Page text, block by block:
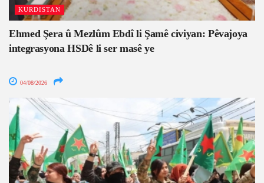
KURDISTAN
Ehmed Şera û Mezlûm Ebdî li Şamê civiyan: Pêvajoya
integrasyona HSDê li ser masê ye
04/08/2026